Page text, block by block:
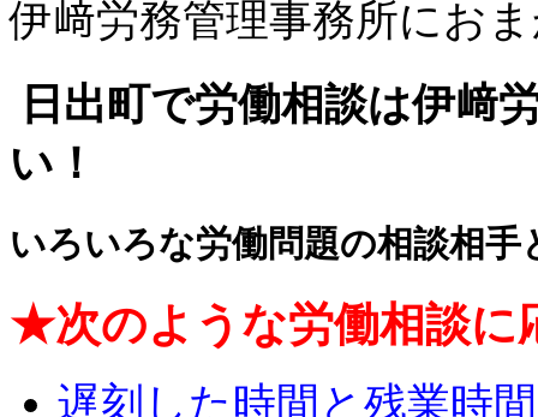
伊﨑労務管理事務所にお
日出町で労働相談は伊﨑
い！
いろいろな労働問題の相談相手
★次のような労働相談
遅刻した時間と残業時